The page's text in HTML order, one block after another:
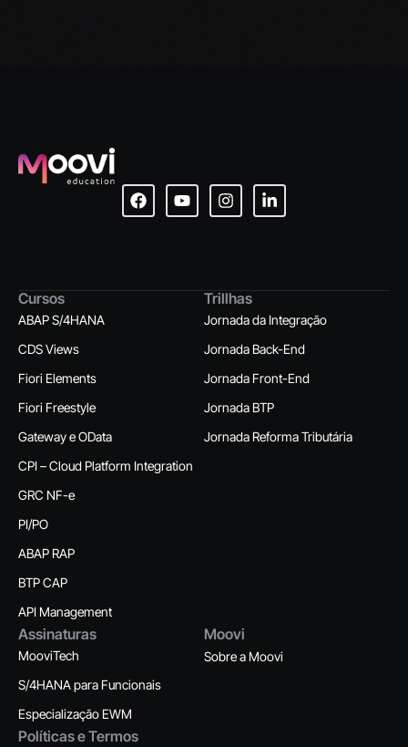
Cursos
ABAP S/4HANA
CDS Views
Fiori Elements
Fiori Freestyle
Gateway e OData
CPI – Cloud Platform Integration
GRC NF-e
PI/PO
ABAP RAP
BTP CAP
API Management
Trillhas
Jornada da Integração
Jornada Back-End
Jornada Front-End
Jornada BTP
Jornada Reforma Tributária
Assinaturas
MooviTech
S/4HANA para Funcionais
Especialização EWM
Moovi
Sobre a Moovi
Políticas e Termos